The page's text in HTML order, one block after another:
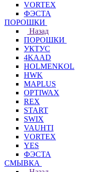
VORTEX
ФЭСТА
ПОРОШКИ
Назад
ПОРОШКИ
УКТУС
4KAAD
HOLMENKOL
HWK
MAPLUS
OPTIWAX
REX
START
SWIX
VAUHTI
VORTEX
YES
ФЭСТА
СМЫВКА